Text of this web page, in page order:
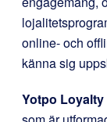
online- och
känna sig
Yotpo Loyalty